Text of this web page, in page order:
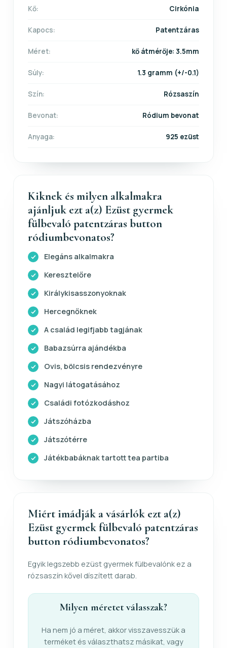
Kő: Cirkónia
Kapocs: Patentzáras
Méret: kő átmérője: 3.5mm
Súly: 1.3 gramm (+/-0.1)
Szín: Rózsaszín
Bevonat: Ródium bevonat
Anyaga: 925 ezüst
Kiknek és milyen alkalmakra
ajánljuk ezt a(z) Ezüst gyermek
fülbevaló patentzáras button
ródiumbevonatos?
Elegáns alkalmakra
Keresztelőre
Királykisasszonyoknak
Hercegnőknek
A család legifjabb tagjának
Babazsúrra ajándékba
Ovis, bölcsis rendezvényre
Nagyi látogatásához
Családi fotózkodáshoz
Játszóházba
Játszótérre
Játékbabáknak tartott tea partiba
Miért imádják a vásárlók ezt a(z)
Ezüst gyermek fülbevaló patentzáras
button ródiumbevonatos?
Egyik legszebb ezüst gyermek fülbevalónk ez a
rózsaszín kővel díszített darab.
Milyen méretet válasszak?
Ha nem jó a méret, akkor visszavesszük a
terméket és választhatsz másikat, vagy